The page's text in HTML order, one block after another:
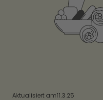
Aktualisiert am11.3.25